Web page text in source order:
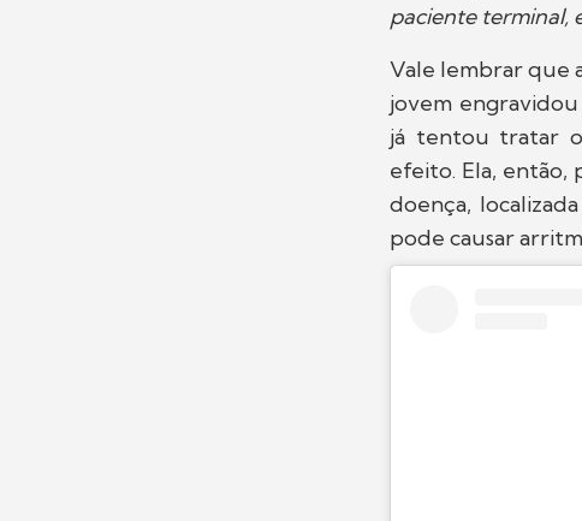
paciente terminal,
Vale lembrar que
jovem
já tentou tratar
efeito. Ela, então,
doença,
pode causar